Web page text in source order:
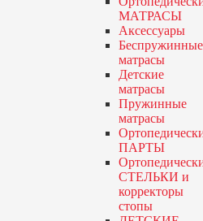
МАТРАСЫ
Аксессуары
Беспружинные
матрасы
Детские
матрасы
Пружинные
матрасы
ПАРТЫ
СТЕЛЬКИ и
корректоры
стопы